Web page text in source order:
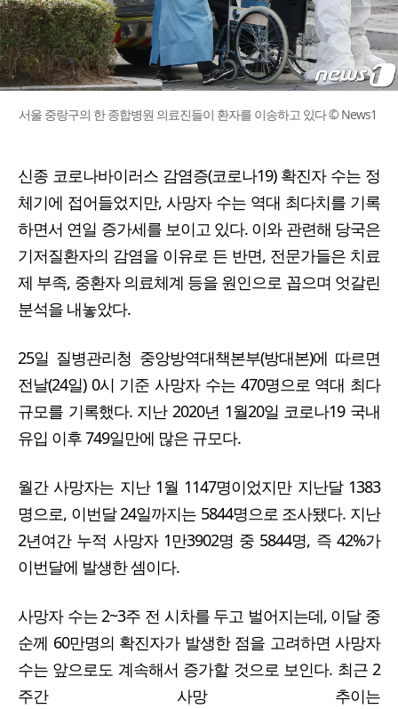
서울 중랑구의 한 종합병원 의료진들이 환자를 이송하고 있다 © News1
신종 코로나바이러스 감염증(코로나19) 확진자 수는 정
체기에 접어들었지만, 사망자 수는 역대 최다치를 기록
하면서 연일 증가세를 보이고 있다. 이와 관련해 당국은
기저질환자의 감염을 이유로 든 반면, 전문가들은 치료
제 부족, 중환자 의료체계 등을 원인으로 꼽으며 엇갈린
분석을 내놓았다.
25일 질병관리청 중앙방역대책본부(방대본)에 따르면
전날(24일) 0시 기준 사망자 수는 470명으로 역대 최다
규모를 기록했다. 지난 2020년 1월20일 코로나19 국내
유입 이후 749일만에 많은 규모다.
월간 사망자는 지난 1월 1147명이었지만 지난달 1383
명으로, 이번달 24일까지는 5844명으로 조사됐다. 지난
2년여간 누적 사망자 1만3902명 중 5844명, 즉 42%가
이번달에 발생한 셈이다.
사망자 수는 2~3주 전 시차를 두고 벌어지는데, 이달 중
순께 60만명의 확진자가 발생한 점을 고려하면 사망자
수는 앞으로도 계속해서 증가할 것으로 보인다. 최근 2
주간 사망 추이는